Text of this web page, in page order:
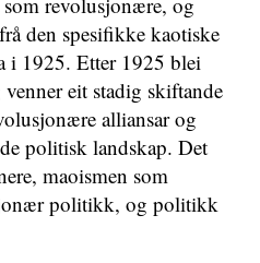
den spesifikke kaotiske
i 1925. Etter 1925 blei
eit stadig skiftande
alliansar og
politisk landskap. Det
maoismen som
politikk, og politikk